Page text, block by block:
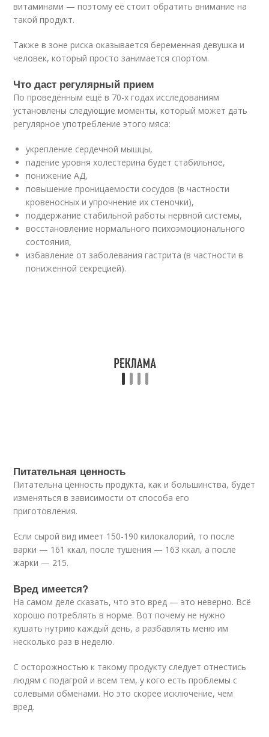
витаминами — поэтому её стоит обратить внимание на
такой продукт.
Также в зоне риска оказывается беременная девушка и
человек, который просто занимается спортом.
Что даст регулярный прием
По проведённым ещё в 70-х годах исследованиям
установлены следующие моменты, который может дать
регулярное употребление этого мяса:
укрепление сердечной мышцы,
падение уровня холестерина будет стабильное,
понижение АД,
повышение проницаемости сосудов (в частности
кровеносных и упрочнение их стеночки),
поддержание стабильной работы нервной системы,
восстановление нормального психоэмоционального
состояния,
избавление от заболевания гастрита (в частности в
пониженной секрецией).
Питательная ценность
Питательна ценность продукта, как и большинства, будет
изменяться в зависимости от способа его
приготовления.
Если сырой вид имеет 150-190 килокалорий, то после
варки — 161 ккал, после тушения — 163 ккал, а после
жарки — 215.
Вред имеется?
На самом деле сказать, что это вред — это неверно. Всё
хорошо потреблять в норме. Вот почему не нужно
кушать нутрию каждый день, а разбавлять меню им
несколько раз в неделю.
С осторожностью к такому продукту следует отнестись
людям с подагрой и всем тем, у кого есть проблемы с
солевыми обменами. Но это скорее исключение, чем
вред.